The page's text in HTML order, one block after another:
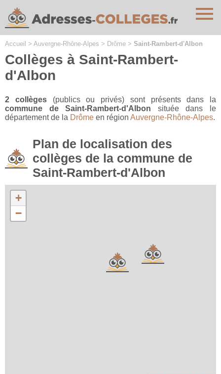
Accueil > Auvergne-Rhône-Alpes > Drôme > Saint-Rambert-d'Albon
Collèges à Saint-Rambert-
d'Albon
2 collèges(publics ou privés) sont présents dans la
commune de Saint-Rambert-d'Albon située dans le
département de la Drôme en région Auvergne-Rhône-Alpes.
Plan de localisation des
collèges de la commune de
Saint-Rambert-d'Albon
+
−